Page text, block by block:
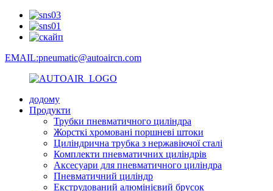
EMAIL:pneumatic@autoaircn.com
додому
Продукти
Трубки пневматичного циліндра
Жорсткі хромовані поршневі штоки
Циліндрична трубка з нержавіючої сталі
Комплекти пневматичних циліндрів
Аксесуари для пневматичного циліндра
Пневматичний циліндр
Екструдований алюмінієвий брусок